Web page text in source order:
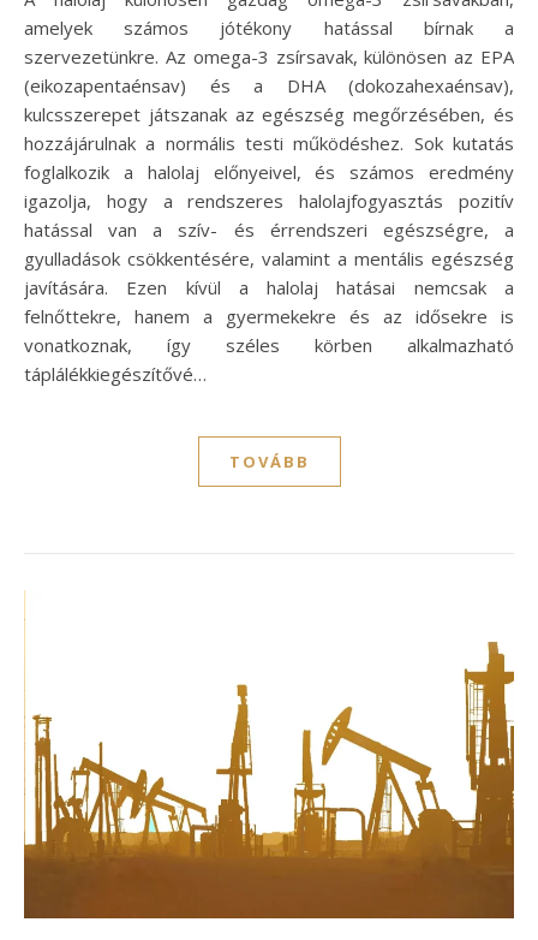
amelyek számos jótékony hatással bírnak a
szervezetünkre. Az omega-3 zsírsavak, különösen az EPA
(eikozapentaénsav) és a DHA (dokozahexaénsav),
kulcsszerepet játszanak az egészség megőrzésében, és
hozzájárulnak a normális testi működéshez. Sok kutatás
foglalkozik a halolaj előnyeivel, és számos eredmény
igazolja, hogy a rendszeres halolajfogyasztás pozitív
hatással van a szív- és érrendszeri egészségre, a
gyulladások csökkentésére, valamint a mentális egészség
javítására. Ezen kívül a halolaj hatásai nemcsak a
felnőttekre, hanem a gyermekekre és az idősekre is
vonatkoznak, így széles körben alkalmazható
táplálékkiegészítővé…
TOVÁBB